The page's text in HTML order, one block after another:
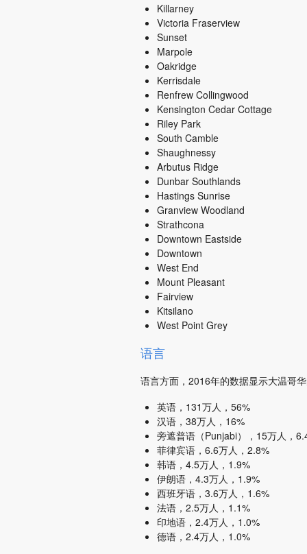
Killarney
Victoria Fraserview
Sunset
Marpole
Oakridge
Kerrisdale
Renfrew Collingwood
Kensington Cedar Cottage
Riley Park
South Camble
Shaughnessy
Arbutus Ridge
Dunbar Southlands
Hastings Sunrise
Granview Woodland
Strathcona
Downtown Eastside
Downtown
West End
Mount Pleasant
Fairview
Kitsilano
West Point Grey
语言
语言方面，2016年的数据显示大温哥
英语，131万人，56%
汉语，38万人，16%
旁遮普语（Punjabi），15万人，
菲律宾语，6.6万人，2.8%
韩语，4.5万人，1.9%
伊朗语，4.3万人，1.9%
西班牙语，3.6万人，1.6%
法语，2.5万人，1.1%
印地语，2.4万人，1.0%
德语，2.4万人，1.0%